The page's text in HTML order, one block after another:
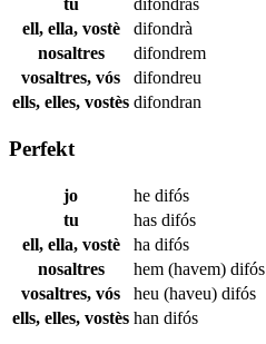
tu
difondràs
ell, ella, vostè
difondrà
nosaltres
difondrem
vosaltres, vós
difondreu
ells, elles, vostès difondran
Perfekt
jo he difós
tu
has difós
ell, ella, vostè
ha difós
nosaltres
hem (havem) difós
vosaltres, vós
heu (haveu) difós
ells, elles, vostès han difós